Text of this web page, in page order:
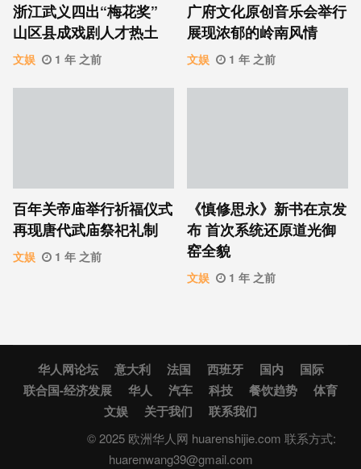
浙江武义四出“梅花奖”
山区县成戏剧人才热土
文娱 1 年 之前
广府文化原创音乐会举行
展现浓郁的岭南风情
文娱 1 年 之前
百年关帝庙举行祈福仪式
再现唐代武庙祭祀礼制
文娱 1 年 之前
《慎修思永》新书在京发
布 首次系统还原道光御
窑全貌
文娱 1 年 之前
华人网论坛 意大利 法国 西班牙 国内
国际
联合国-经济发展
华人 汽车 科技 餐饮趋势
体育
文娱
关于我们 联系我们
© 2025 欧洲华人网 huarenshijie.com 联系方式:
huarenwang39@gmail.com